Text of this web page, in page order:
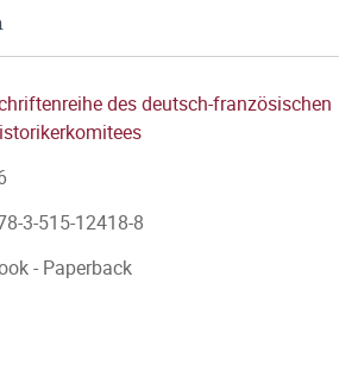
des deutsch-französischen
3-515-12418-8
- Paperback